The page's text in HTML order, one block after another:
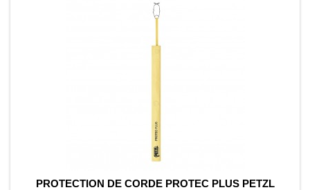
PROTECTION DE CORDE PROTEC PLUS PETZL